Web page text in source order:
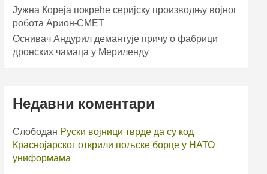
Јужна Кореја покреће серијску производњу војног
робота Арион-СМЕТ
Оснивач Андурил демантује причу о фабрици
дронских чамаца у Мериленду
Недавни коментари
Слободан Руски војници тврде да су код
Краснојарског открили пољске борце у НАТО
униформама